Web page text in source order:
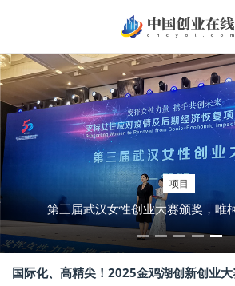
项目
第三届武汉女性创业大赛颁奖，唯
资讯
嘉莲VR心理——VR技术为心理
国际化、高精尖！2025金鸡湖创新创业大